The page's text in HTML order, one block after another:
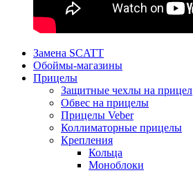
Замена SCATT
Обоймы-магазины
Прицелы
Защитные чехлы на прицел
Обвес на прицелы
Прицелы Veber
Коллиматорные прицелы
Крепления
Кольца
Моноблоки